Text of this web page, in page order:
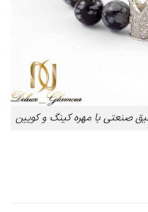
صنعتی با مهره کینگ و کویین